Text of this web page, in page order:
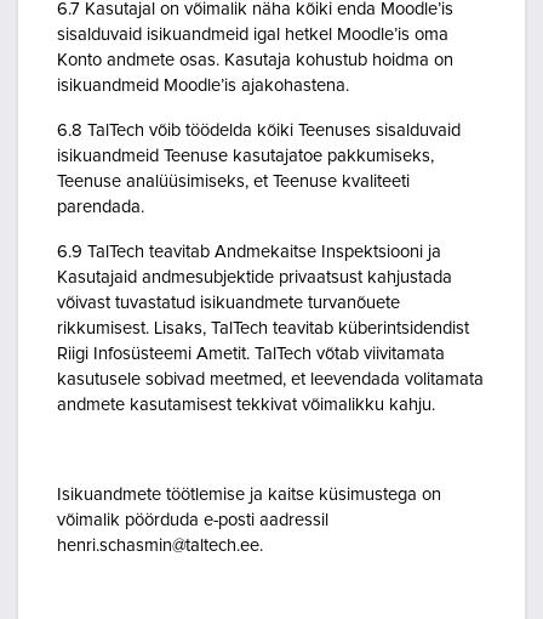
6.7 Kasutajal on võimalik näha kõiki enda Moodle’is
sisalduvaid isikuandmeid igal hetkel Moodle’is oma
Konto andmete osas. Kasutaja kohustub hoidma on
isikuandmeid Moodle’is ajakohastena.
6.8 TalTech võib töödelda kõiki Teenuses sisalduvaid
isikuandmeid Teenuse kasutajatoe pakkumiseks,
Teenuse analüüsimiseks, et Teenuse kvaliteeti
parendada.
6.9 TalTech teavitab Andmekaitse Inspektsiooni ja
Kasutajaid andmesubjektide privaatsust kahjustada
võivast tuvastatud isikuandmete turvanõuete
rikkumisest. Lisaks, TalTech teavitab küberintsidendist
Riigi Infosüsteemi Ametit. TalTech võtab viivitamata
kasutusele sobivad meetmed, et leevendada volitamata
andmete kasutamisest tekkivat võimalikku kahju.
Isikuandmete töötlemise ja kaitse küsimustega on
võimalik pöörduda e-posti aadressil
henri.schasmin@taltech.ee.